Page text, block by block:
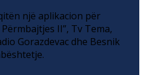
një aplikacion për
II”, Tv Tema,
Gorazdevac dhe Besnik